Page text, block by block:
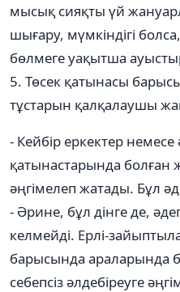
мысық сияқты үй
шығару, мүмкіндігі
бөлмеге уақытша
5. Төсек қатынасы
тұстарын қалқалаушы
- Кейбір еркектер немесе
қатынастарында болған
әңгімелеп жатады. Бұл
- Әрине, бұл дінге де,
келмейді. Ерлі-
барысында араларында
себепсіз әлдебіреуге